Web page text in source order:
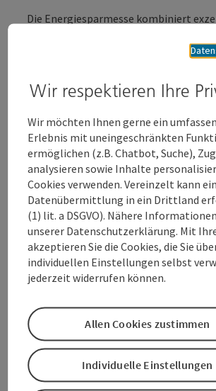
Die Energiesparmesse kombiniert
Zukunft von Bauen & Wohnen, Bad &
Fachmesse vereint Qualität, Vielfalt
unter einem Dach. Sie bringt Besucher
von morgen und vernetzen Sie sich
Branchenexperten
Infos unter
www.energiesparmesse.at
PARKPLATZINFOS: https://
wels.at/mk/mr/sh/
10l/DChiM3OOcffx
25.- u. 26. Februar 2026 NUR FÜR
Kontakt
Veranstaltungstermin/e
Wir respektieren Ihre
Wir möchten Ihnen gerne ein
Erlebnis mit uneingeschränkten
ermöglichen (z.B. Chatbot, Suche),
analysieren sowie Inhalte
Cookies verwenden. Vereinzelt kann
Datenübermittlung in ein Drittland
(1) lit. a DSGVO). Nähere
unserer Datenschutzerklärung. Mit
akzeptieren Sie die Cookies, die Sie
individuellen Einstellungen selbst
jederzeit widerrufen können.
Individuelle Einstellungen
Allen Cookies zustimmen